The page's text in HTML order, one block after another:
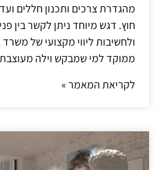
מהגדרת צרכים ותכנון חללים
חוץ. דגש מיוחד ניתן לקשר בין
ולחשיבות ליווי מקצועי של
ממוקד למי שמבקש וילה מעוצבת,
לקריאת המאמר »